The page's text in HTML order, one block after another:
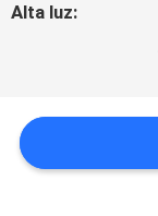
CASOS
Alta luz: